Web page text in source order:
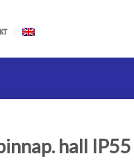
hall IP55